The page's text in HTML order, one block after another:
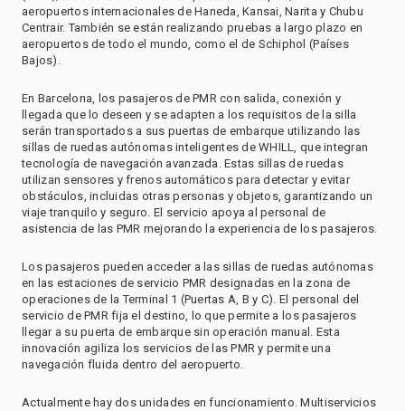
aeropuertos internacionales de Haneda, Kansai, Narita y Chubu
Centrair. También se están realizando pruebas a largo plazo en
aeropuertos de todo el mundo, como el de Schiphol (Países
Bajos).
En Barcelona, los pasajeros de PMR con salida, conexión y
llegada que lo deseen y se adapten a los requisitos de la silla
serán transportados a sus puertas de embarque utilizando las
sillas de ruedas autónomas inteligentes de WHILL, que integran
tecnología de navegación avanzada. Estas sillas de ruedas
utilizan sensores y frenos automáticos para detectar y evitar
obstáculos, incluidas otras personas y objetos, garantizando un
viaje tranquilo y seguro. El servicio apoya al personal de
asistencia de las PMR mejorando la experiencia de los pasajeros.
Los pasajeros pueden acceder a las sillas de ruedas autónomas
en las estaciones de servicio PMR designadas en la zona de
operaciones de la Terminal 1 (Puertas A, B y C). El personal del
servicio de PMR fija el destino, lo que permite a los pasajeros
llegar a su puerta de embarque sin operación manual. Esta
innovación agiliza los servicios de las PMR y permite una
navegación fluida dentro del aeropuerto.
Actualmente hay dos unidades en funcionamiento. Multiservicios